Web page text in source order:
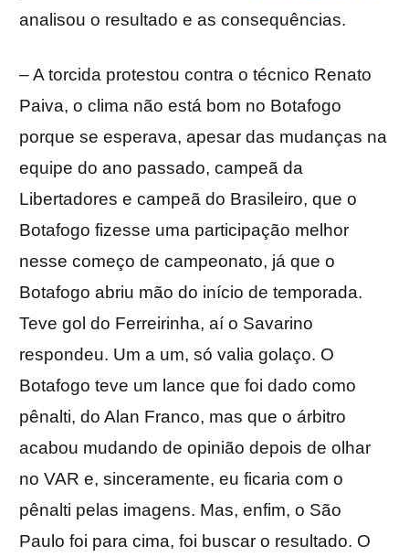
analisou o resultado e as consequências.
– A torcida protestou contra o técnico Renato
Paiva, o clima não está bom no Botafogo
porque se esperava, apesar das mudanças na
equipe do ano passado, campeã da
Libertadores e campeã do Brasileiro, que o
Botafogo fizesse uma participação melhor
nesse começo de campeonato, já que o
Botafogo abriu mão do início de temporada.
Teve gol do Ferreirinha, aí o Savarino
respondeu. Um a um, só valia golaço. O
Botafogo teve um lance que foi dado como
pênalti, do Alan Franco, mas que o árbitro
acabou mudando de opinião depois de olhar
no VAR e, sinceramente, eu ficaria com o
pênalti pelas imagens. Mas, enfim, o São
Paulo foi para cima, foi buscar o resultado. O